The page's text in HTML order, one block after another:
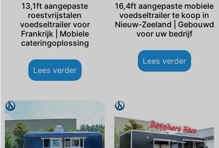
13,1ft aangepaste
roestvrijstalen
voedseltrailer voor
Frankrijk | Mobiele
cateringoplossing
Lees verder
16,4ft aangepaste mobiele
voedseltrailer te koop in
Nieuw-Zeeland | Gebouwd
voor uw bedrijf
Lees verder